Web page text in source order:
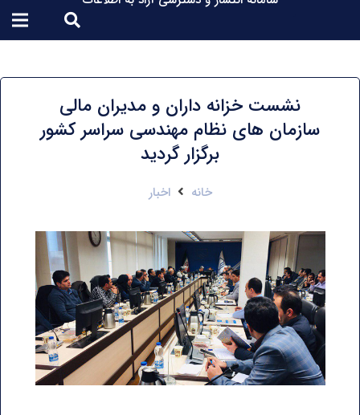
نشست خزانه داران و مدیران مالی
سازمان های نظام مهندسی سراسر کشور
برگزار گردید
خانه اخبار